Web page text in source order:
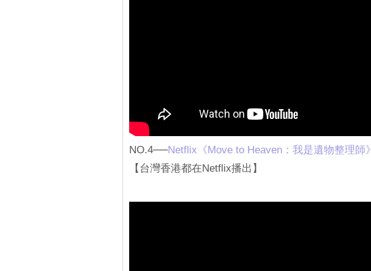
NO.4──Netflix《Move to Heaven：我是遺物整理師》
【台灣香港都在Netflix播出】